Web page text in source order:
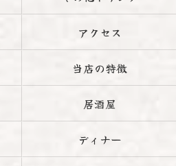
アクセス
当店の特徴
居酒屋
ディナー